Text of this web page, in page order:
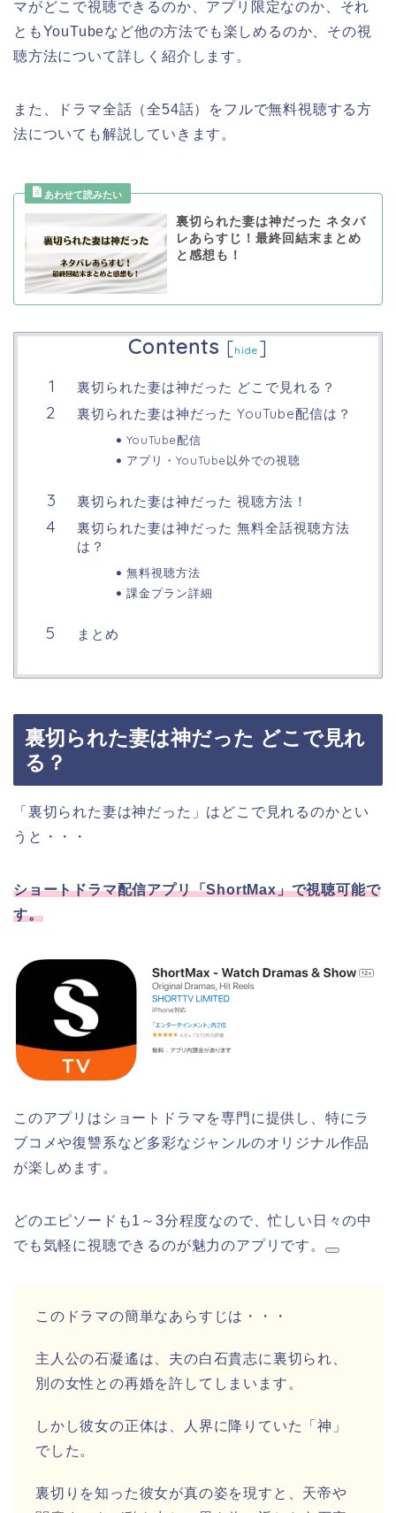
マがどこで視聴できるのか、アプリ限定なのか、それ
ともYouTubeなど他の方法でも楽しめるのか、その視
聴方法について詳しく紹介します。
また、ドラマ全話（全54話）をフルで無料視聴する方
法についても解説していきます。
裏切られた妻は神だった ネタバ
レあらすじ！最終回結末まとめ
と感想も！
Contents [hide ]
裏切られた妻は神だった どこで見れる？
裏切られた妻は神だった YouTube配信は？
YouTube配信
アプリ・YouTube以外での視聴
裏切られた妻は神だった 視聴方法！
裏切られた妻は神だった 無料全話視聴方法
は？
無料視聴方法
課金プラン詳細
まとめ
裏切られた妻は神だった どこで見れ
る？
「裏切られた妻は神だった」はどこで見れるのかとい
うと・・・
ショートドラマ配信アプリ「ShortMax」で視聴可能で
す。
このアプリはショートドラマを専門に提供し、特にラ
ブコメや復讐系など多彩なジャンルのオリジナル作品
が楽しめます。
どのエピソードも1～3分程度なので、忙しい日々の中
でも気軽に視聴できるのが魅力のアプリです。
このドラマの簡単なあらすじは・・・
主人公の石凝遙は、夫の白石貴志に裏切られ、
別の女性との再婚を許してしまいます。
しかし彼女の正体は、人界に降りていた「神」
でした。
裏切りを知った彼女が真の姿を現すと、天帝や